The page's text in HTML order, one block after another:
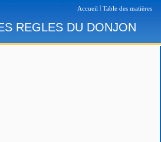
Accueil Table des matières
REGLES DU DONJON